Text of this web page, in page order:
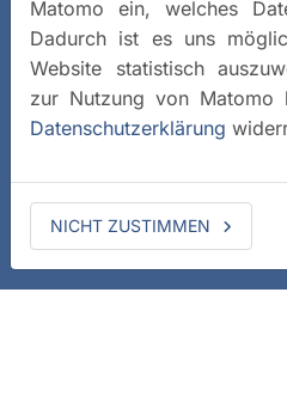
Matomo ein, welches
Dadurch ist es uns
Website statistisch
zur Nutzung von Matomo
Datenschutzerklärung
NICHT ZUSTIMMEN